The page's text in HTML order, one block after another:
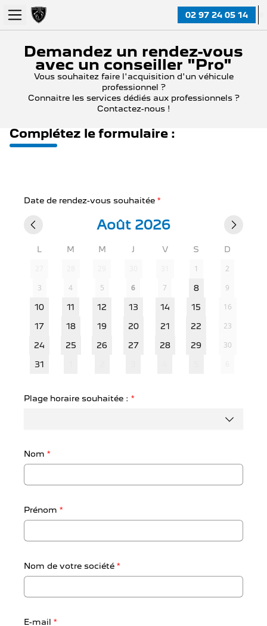
02 97 24 05 14
Demandez un rendez-vous
avec un conseiller "Pro"
Vous souhaitez faire l'acquisition d'un véhicule
professionnel ?
Connaitre les services dédiés aux professionnels ?
Contactez-nous !
Complétez le formulaire :
Date de rendez-vous souhaitée *
Août 2026
L M M J V S D
1
2
3
4 5 6 7 8 9
10 11 12 13 14 15 16
17 18 19 20 21 22 23
24 25 26 27 28 29 30
31
Plage horaire souhaitée : *
Nom *
Prénom *
Nom de votre société *
E-mail *